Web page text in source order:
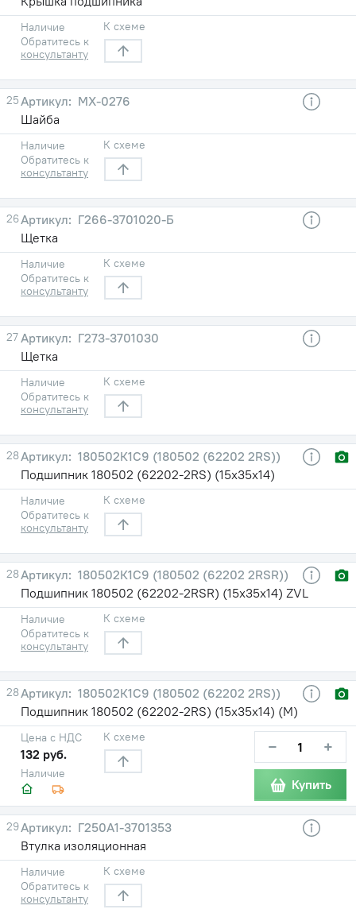
Наличие
Обратитесь к
консультанту
К схеме
25
МХ-0276
Шайба
Наличие
Обратитесь к
консультанту
К схеме
26
Г266-3701020-Б
Щетка
Наличие
Обратитесь к
консультанту
К схеме
27
Г273-3701030
Щетка
Наличие
Обратитесь к
консультанту
К схеме
28
180502К1С9 (180502 (62202 2RS))
Подшипник 180502 (62202-2RS) (15х35х14)
Наличие
Обратитесь к
консультанту
К схеме
28
180502К1С9 (180502 (62202 2RSR))
Подшипник 180502 (62202-2RSR) (15х35х14) ZVL
Наличие
Обратитесь к
консультанту
К схеме
28
180502К1С9 (180502 (62202 2RS))
Подшипник 180502 (62202-2RS) (15х35х14) (М)
Наличие
Цена с НДС
132 руб.
К схеме − +
Купить
29
Г250А1-3701353
Втулка изоляционная
Наличие
Обратитесь к
консультанту
К схеме